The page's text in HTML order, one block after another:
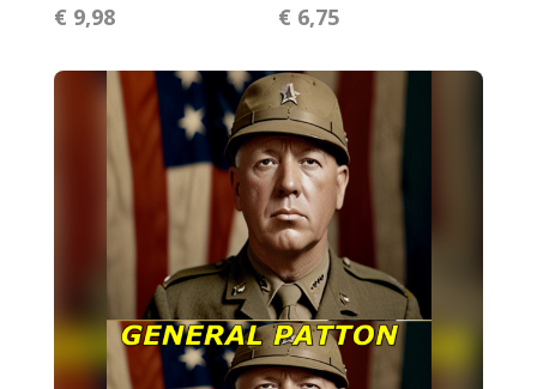
€ 9,98 € 6,75